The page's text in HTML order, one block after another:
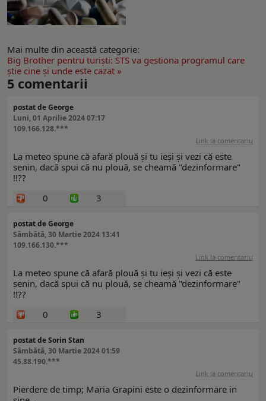
Mai multe din această categorie:
Big Brother pentru turişti: STS va gestiona programul care
ştie cine şi unde este cazat »
5 comentarii
postat de George
Luni, 01 Aprilie 2024 07:17
109.166.128.***
Link la comentariu
La meteo spune că afară plouă și tu ieși și vezi că este
senin, dacă spui că nu plouă, se cheamă "dezinformare"
!!??
0
3
postat de George
Sâmbătă, 30 Martie 2024 13:41
109.166.130.***
Link la comentariu
La meteo spune că afară plouă și tu ieși și vezi că este
senin, dacă spui că nu plouă, se cheamă "dezinformare"
!!??
0
3
postat de Sorin Stan
Sâmbătă, 30 Martie 2024 01:59
45.88.190.***
Link la comentariu
Pierdere de timp; Maria Grapini este o dezinformare in